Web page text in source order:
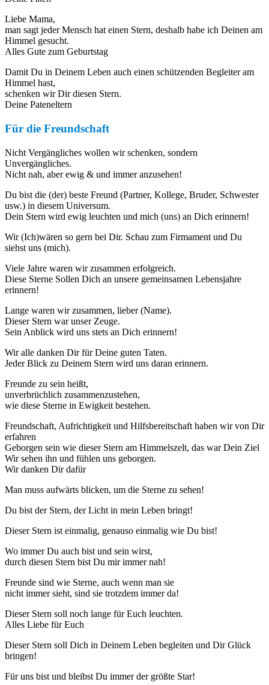
Liebe Mama,
man sagt jeder Mensch hat einen Stern, deshalb habe ich Deinen am
Himmel gesucht.
Alles Gute zum Geburtstag
Damit Du in Deinem Leben auch einen schützenden Begleiter am
Himmel hast,
schenken wir Dir diesen Stern.
Deine Pateneltern
Für die Freundschaft
Nicht Vergängliches wollen wir schenken, sondern
Unvergängliches.
Nicht nah, aber ewig & und immer anzusehen!
Du bist die (der) beste Freund (Partner, Kollege, Bruder, Schwester
usw.) in diesem Universum.
Dein Stern wird ewig leuchten und mich (uns) an Dich erinnern!
Wir (Ich)wären so gern bei Dir. Schau zum Firmament und Du
siehst uns (mich).
Viele Jahre waren wir zusammen erfolgreich.
Diese Sterne Sollen Dich an unsere gemeinsamen Lebensjahre
erinnern!
Lange waren wir zusammen, lieber (Name).
Dieser Stern war unser Zeuge.
Sein Anblick wird uns stets an Dich erinnern!
Wir alle danken Dir für Deine guten Taten.
Jeder Blick zu Deinem Stern wird uns daran erinnern.
Freunde zu sein heißt,
unverbrüchlich zusammenzustehen,
wie diese Sterne in Ewigkeit bestehen.
Freundschaft, Aufrichtigkeit und Hilfsbereitschaft haben wir von Dir
erfahren
Geborgen sein wie dieser Stern am Himmelszelt, das war Dein Ziel
Wir sehen ihn und fühlen uns geborgen.
Wir danken Dir dafür
Man muss aufwärts blicken, um die Sterne zu sehen!
Du bist der Stern, der Licht in mein Leben bringt!
Dieser Stern ist einmalig, genauso einmalig wie Du bist!
Wo immer Du auch bist und sein wirst,
durch diesen Stern bist Du mir immer nah!
Freunde sind wie Sterne, auch wenn man sie
nicht immer sieht, sind sie trotzdem immer da!
Dieser Stern soll noch lange für Euch leuchten.
Alles Liebe für Euch
Dieser Stern soll Dich in Deinem Leben begleiten und Dir Glück
bringen!
Für uns bist und bleibst Du immer der größte Star!